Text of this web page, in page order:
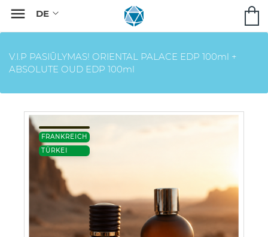

V.I.P PASIŪLYMAS! ORIENTAL PALACE EDP 100ml +
ABSOLUTE OUD EDP 100ml
FRANKREICH
TÜRKEI